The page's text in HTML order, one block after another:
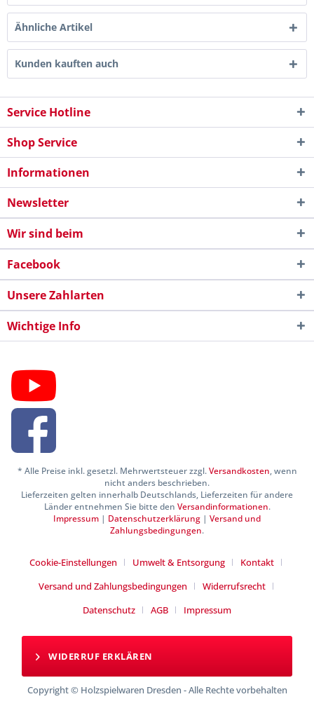
Ähnliche Artikel
Kunden kauften auch
Service Hotline
Shop Service
Informationen
Newsletter
Wir sind beim
Facebook
Unsere Zahlarten
Wichtige Info
* Alle Preise inkl. gesetzl. Mehrwertsteuer zzgl.Versandkosten, wenn
nicht anders beschrieben.
Lieferzeiten gelten innerhalb Deutschlands, Lieferzeiten für andere
Länder entnehmen Sie bitte den Versandinformationen.
Impressum | Datenschutzerklärung | Versand und
Zahlungsbedingungen.
Cookie-Einstellungen Umwelt & Entsorgung
Kontakt
Versand und Zahlungsbedingungen
Widerrufsrecht
Datenschutz
AGB Impressum
WIDERRUF ERKLÄREN
Copyright © Holzspielwaren Dresden - Alle Rechte vorbehalten